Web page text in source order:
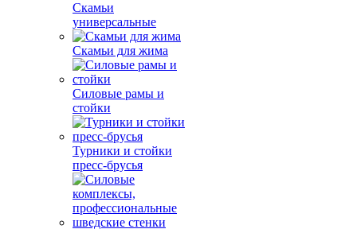
Скамьи
универсальные
Скамьи для жима
Силовые рамы и
стойки
Турники и стойки
пресс-брусья